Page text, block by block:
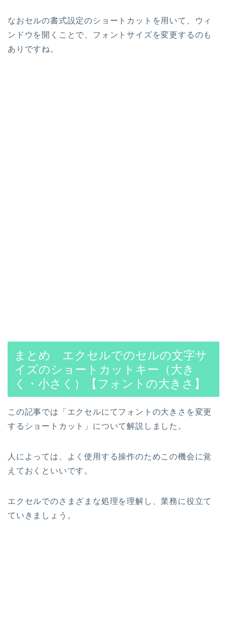
なおセルの書式設定のショートカットを用いて、ウィ
ンドウを開くことで、フォントサイズを変更するのも
ありですね。
まとめ エクセルでのセルの文字サ
イズのショートカットキー（大き
く・小さく）【フォントの大きさ】
この記事では「エクセルにてフォントの大きさを変更
するショートカット」について解説しました。
人によっては、よく使用する操作のためこの機会に覚
えておくといいです。
エクセルでのさまざまな処理を理解し、業務に役立て
ていきましょう。